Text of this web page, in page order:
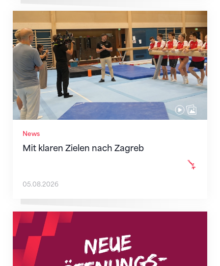
News
Mit klaren Zielen nach Zagreb
Mit klaren Zielen nach Zagreb
05.08.2026
Neue Empfangszeiten ab 1. August 2026